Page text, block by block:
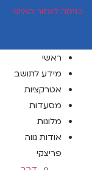
דלגכניסה לאזור האישי
ראשי
מידע לתושב
אטרקציות
מסעדות
מלונות
אודות נווה
פריצקי